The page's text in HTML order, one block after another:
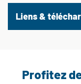
Liens &
Profitez